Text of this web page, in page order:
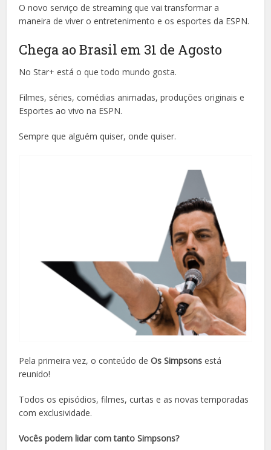
O novo serviço de streaming que vai transformar a
maneira de viver o entretenimento e os esportes da ESPN.
Chega ao Brasil em 31 de Agosto
No Star+ está o que todo mundo gosta.
Filmes, séries, comédias animadas, produções originais e
Esportes ao vivo na ESPN.
Sempre que alguém quiser, onde quiser.
Pela primeira vez, o conteúdo deOs Simpsonsestá
reunido!
Todos os episódios, filmes, curtas e as novas temporadas
com exclusividade.
Vocês podem lidar com tanto Simpsons?